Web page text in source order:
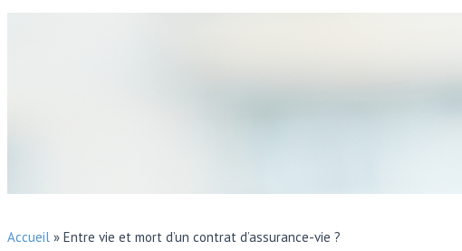
Accueil » Entre vie et mort d’un contrat d’assurance-vie ?